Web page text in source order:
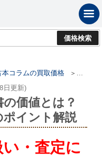
本コラムの買取価格
日更新)
価値とは？
ポイント解説
・査定に